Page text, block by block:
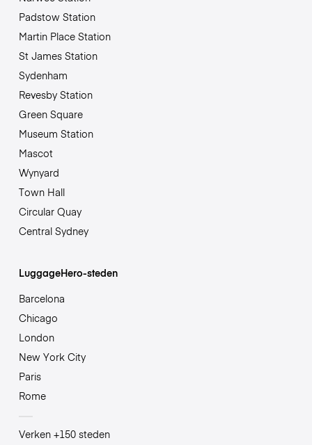
Padstow Station
Martin Place Station
St James Station
Sydenham
Revesby Station
Green Square
Museum Station
Mascot
Wynyard
Town Hall
Circular Quay
Central Sydney
LuggageHero-steden
Barcelona
Chicago
London
New York City
Paris
Rome
Verken +150 steden